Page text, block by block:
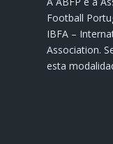
Football
IBFA –
Association.
esta